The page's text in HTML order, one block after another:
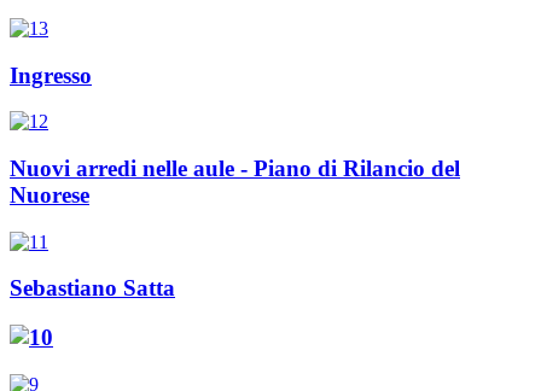
Ingresso
Nuovi arredi nelle aule - Piano di Rilancio del
Nuorese
Sebastiano Satta